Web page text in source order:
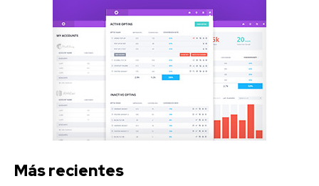
Más recientes